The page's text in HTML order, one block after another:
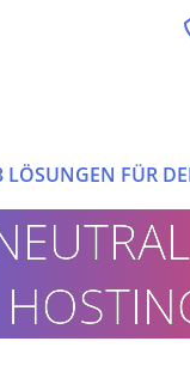
LÖSUNGEN FÜR